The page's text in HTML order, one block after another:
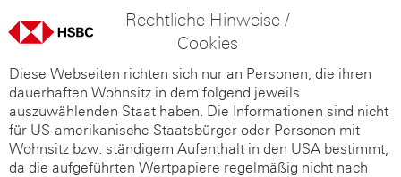
Rechtliche Hinweise /
Cookies
Diese Webseiten richten sich nur an Personen, die ihren
dauerhaften Wohnsitz in dem folgend jeweils
auszuwählenden Staat haben. Die Informationen sind nicht
für US-amerikanische Staatsbürger oder Personen mit
Wohnsitz bzw. ständigem Aufenthalt in den USA bestimmt,
da die aufgeführten Wertpapiere regelmäßig nicht nach